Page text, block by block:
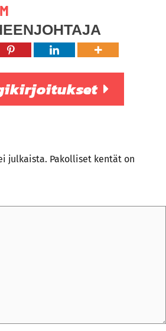
julkaista. Pakolliset kentät on